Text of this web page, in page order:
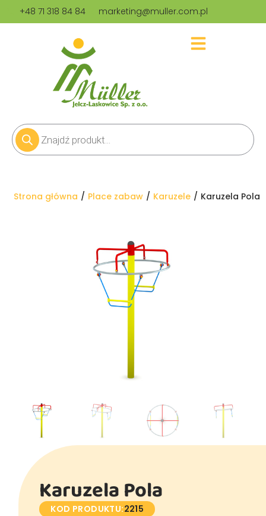
+48 71 318 84 84 marketing@muller.com.pl
Jesteś tutaj:
Strona główna Place zabaw Karuzele Karuzela Pola
Karuzela Pola
KOD PRODUKTU:2215